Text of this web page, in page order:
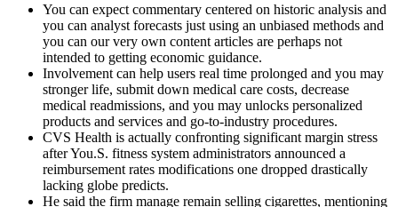
You can expect commentary centered on historic analysis and
you can analyst forecasts just using an unbiased methods and
you can our very own content articles are perhaps not
intended to getting economic guidance.
Involvement can help users real time prolonged and you may
stronger life, submit down medical care costs, decrease
medical readmissions, and you may unlocks personalized
products and services and go-to-industry procedures.
CVS Health is actually confronting significant margin stress
after You.S. fitness system administrators announced a
reimbursement rates modifications one dropped drastically
lacking globe predicts.
He said the firm manage remain selling cigarettes, mentioning